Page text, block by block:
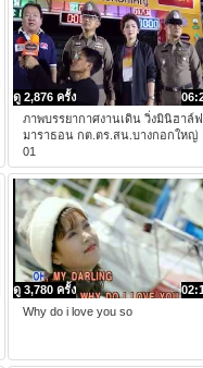
ดู 2,876 ครั้ง
ภาพบรรยากาศงานเดิน วิ่งมินิฮาล์ฟ
มาราธอน กต.ตร.สน.บางกอกใหญ่
01
ดู 3,780 ครั้ง
Why do i love you so